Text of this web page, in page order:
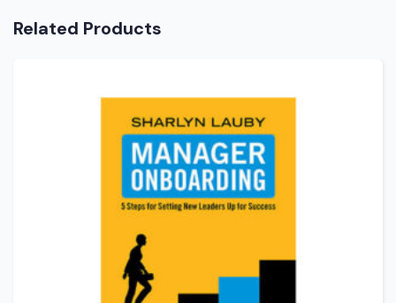
Related Products